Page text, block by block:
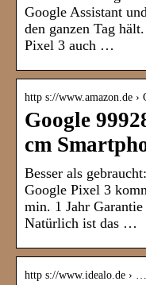
Google Assistant
den ganzen Tag
Pixel 3 auch …
http s://www.amazon.de
Google
cm
Besser als
Google Pixel 3
min. 1 Jahr
Natürlich ist das …
http s://www.idealo.de ›